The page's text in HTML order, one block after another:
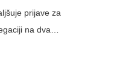
prijave za
na dva…